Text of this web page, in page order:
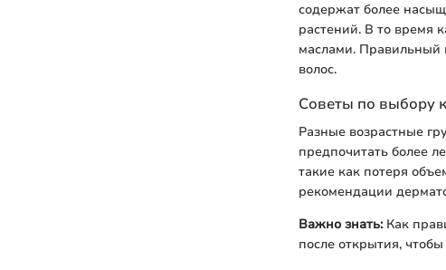
содержат более
растений. В то время
маслами. Правильный
волос.
Советы по выбору
Разные возрастные
предпочитать более
такие как потеря
рекомендации
Важно знать:Как
после открытия,